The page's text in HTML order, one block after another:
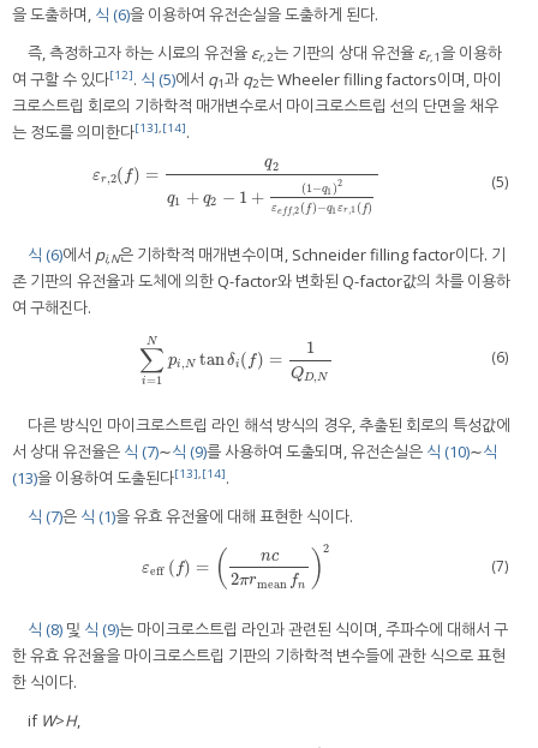
을 도출하며, 식 (6)을 이용하여 유전손실을 도출하게 된다.
즉, 측정하고자 하는 시료의 유전율 εr,2는 기판의 상대 유전율 εr,1을 이용하
여 구할 수 있다[12]. 식 (5)에서 q1과 q2는 Wheeler filling factors이며, 마이
크로스트립 회로의 기하학적 매개변수로서 마이크로스트립 선의 단면을 채우
는 정도를 의미한다[13],[14].
εr,2( f) =
q2
q1 + q2 − 1 + (1−q1)2
εeff,2 ( f)−q1εr,1 ( f)
εr,2(f )=q2q 1+q2−1+(1−q1)2εef,2(f)−q1εr,1( (5)
식 (6)에서 pi,N은 기하학적 매개변수이며, Schneider filling factor이다. 기
존 기판의 유전율과 도체에 의한 Q-factor와 변화된 Q-factor값의 차를 이용하
여 구해진다.
∑
i=1
N
pi ,N tanδi ( f) =
1
QD,N
∑ i =1 Npi,Ntanδi(f) =1 QD,N (6)
다른 방식인 마이크로스트립 라인 해석 방식의 경우, 추출된 회로의 특성값에
서 상대 유전율은 식 (7)∼식 (9)를 사용하여 도출되며, 유전손실은 식 (10)∼식
(13)을 이용하여 도출된다[13],[14].
식 (7)은 식 (1)을 유효 유전율에 대해 표현한 식이다.
εeff ( f) = ( nc
2πrmean fn )2
εeff(f =(n c 2πrmeanfn)2 (7)
식 (8) 및 식 (9)는 마이크로스트립 라인과 관련된 식이며, 주파수에 대해서 구
한 유효 유전율을 마이크로스트립 기판의 기하학적 변수들에 관한 식으로 표현
한 식이다.
if W>H,